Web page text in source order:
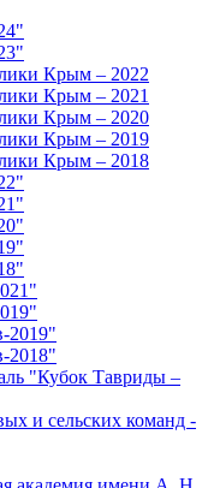
Крым – 2022
Крым – 2021
Крым – 2020
Крым – 2019
Крым – 2018
2019"
2018"
"Кубок Тавриды –
и сельских команд -